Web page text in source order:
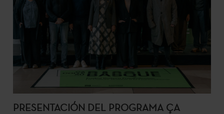
PRESENTACIÓN DEL PROGRAMA ÇA